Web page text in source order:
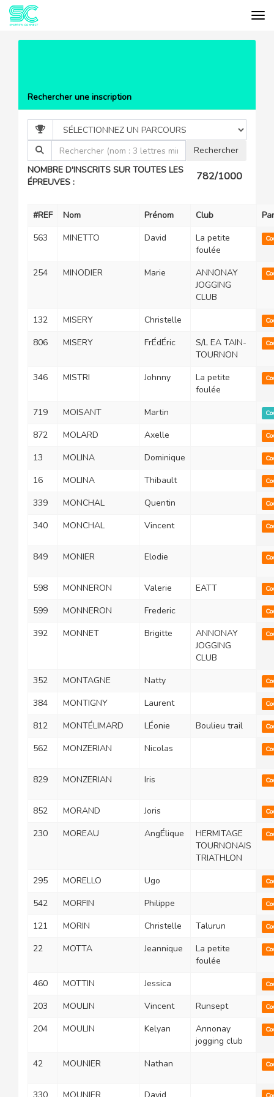
Rechercher une inscription
NOMBRE D'INSCRITS SUR TOUTES LES
ÉPREUVES :
782/1000
#REF Nom Prénom Club
563
MINETTO David
La petite
foulée
254 MINODIER Marie
ANNONAY
JOGGING
CLUB
132 MISERY Christelle
806 MISERY FrÉdÉric
S/L EA TAIN-
TOURNON
346 MISTRI Johnny
La petite
foulée
719 MOISANT Martin
872 MOLARD Axelle
13 MOLINA Dominique
16 MOLINA Thibault
339 MONCHAL Quentin
340 MONCHAL Vincent
849 MONIER Elodie
598 MONNERON Valerie EATT
599 MONNERON Frederic
392 MONNET Brigitte
ANNONAY
JOGGING
CLUB
352 MONTAGNE Natty
384 MONTIGNY Laurent
812 MONTÉLIMARD LÉonie Boulieu trail
562 MONZERIAN Nicolas
829 MONZERIAN Iris
852 MORAND Joris
230 MOREAU AngÉlique
HERMITAGE
TOURNONAIS
TRIATHLON
295 MORELLO Ugo
542 MORFIN Philippe
121 MORIN Christelle Talurun
22 MOTTA Jeannique
La petite
foulée
460 MOTTIN Jessica
203 MOULIN Vincent Runsept
204 MOULIN Kelyan
Annonay
jogging club
42 MOUNIER Nathan